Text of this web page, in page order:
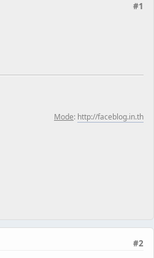
#1
Mode: http://faceblog.in.th
#2